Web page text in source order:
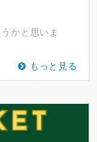
かと思いま
もっと見る